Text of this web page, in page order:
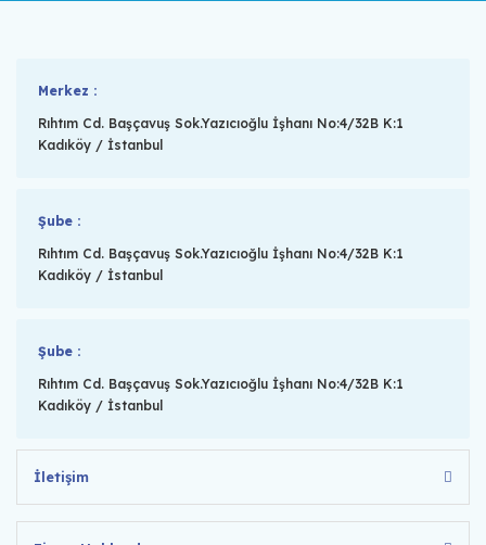
Merkez :
Rıhtım Cd. Başçavuş Sok.Yazıcıoğlu İşhanı No:4/32B K:1
Kadıköy / İstanbul
Şube :
Rıhtım Cd. Başçavuş Sok.Yazıcıoğlu İşhanı No:4/32B K:1
Kadıköy / İstanbul
Şube :
Rıhtım Cd. Başçavuş Sok.Yazıcıoğlu İşhanı No:4/32B K:1
Kadıköy / İstanbul
İletişim